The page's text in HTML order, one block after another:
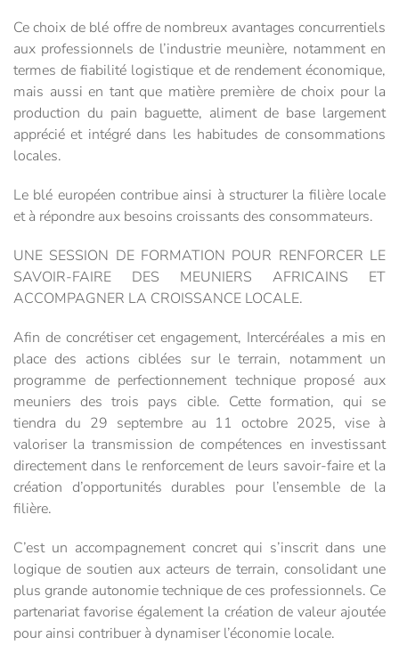
Ce choix de blé offre de nombreux avantages concurrentiels
aux professionnels de l’industrie meunière, notamment en
termes de fiabilité logistique et de rendement économique,
mais aussi en tant que matière première de choix pour la
production du pain baguette, aliment de base largement
apprécié et intégré dans les habitudes de consommations
locales.
Le blé européen contribue ainsi à structurer la filière locale
et à répondre aux besoins croissants des consommateurs.
UNE SESSION DE FORMATION POUR RENFORCER LE
SAVOIR-FAIRE DES MEUNIERS AFRICAINS ET
ACCOMPAGNER LA CROISSANCE LOCALE.
Afin de concrétiser cet engagement, Intercéréales a mis en
place des actions ciblées sur le terrain, notamment un
programme de perfectionnement technique proposé aux
meuniers des trois pays cible. Cette formation, qui se
tiendra du 29 septembre au 11 octobre 2025, vise à
valoriser la transmission de compétences en investissant
directement dans le renforcement de leurs savoir-faire et la
création d’opportunités durables pour l’ensemble de la
filière.
C’est un accompagnement concret qui s’inscrit dans une
logique de soutien aux acteurs de terrain, consolidant une
plus grande autonomie technique de ces professionnels. Ce
partenariat favorise également la création de valeur ajoutée
pour ainsi contribuer à dynamiser l’économie locale.